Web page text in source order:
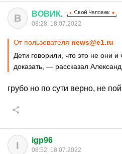
В ВОВИК.
08:28, 18.07.2022
От пользователя news@e1.ru
Дети говорили, что это не они
доказать, — рассказал
грубо но по сути верно, не
I igp96
08:52, 18.07.2022